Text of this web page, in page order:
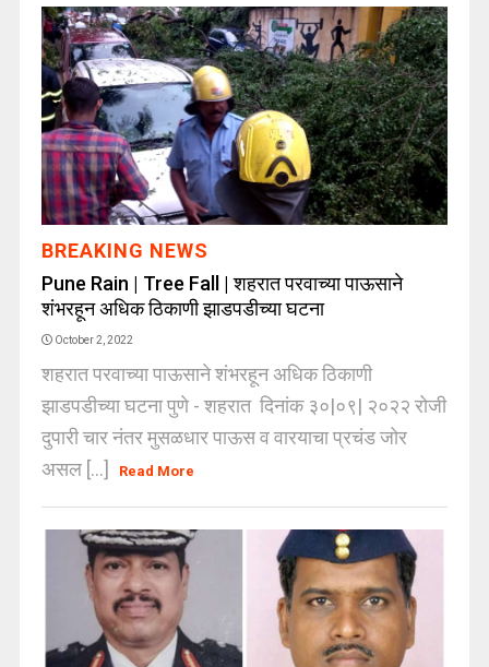
BREAKING NEWS
Pune Rain | Tree Fall | शहरात परवाच्या पाऊसाने
शंभरहून अधिक ठिकाणी झाडपडीच्या घटना
October 2, 2022
शहरात परवाच्या पाऊसाने शंभरहून अधिक ठिकाणी
झाडपडीच्या घटना पुणे - शहरात दिनांक ३०|०९| २०२२ रोजी
दुपारी चार नंतर मुसळधार पाऊस व वारयाचा प्रचंड जोर
असल [...]
Read More